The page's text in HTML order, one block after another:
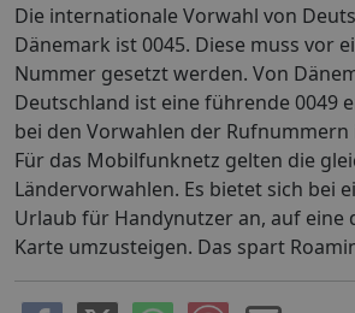
Die internationale Vorwahl von
Dänemark ist 0045. Diese muss vor
Nummer gesetzt werden. Von
Deutschland ist eine führende 0049
bei den Vorwahlen der Rufnummern
Für das Mobilfunknetz gelten die
Ländervorwahlen. Es bietet sich bei
Urlaub für Handynutzer an, auf eine
Karte umzusteigen. Das spart